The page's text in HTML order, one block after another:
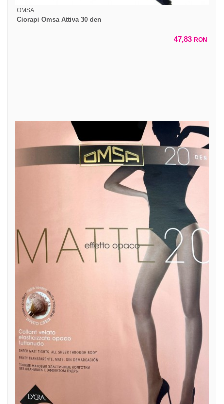
OMSA
Ciorapi Omsa Attiva 30 den
47,83 RON